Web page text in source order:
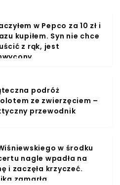
w Pepco za 10 zł i
kupiłem. Syn nie chce
z rąk, jest
podróż
ze zwierzęciem –
przewodnik
w środku
nagle wpadła na
i zaczęła krzyczeć.
zamarła